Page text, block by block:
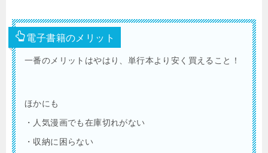
電子書籍のメリット
一番のメリットはやはり、単行本より安く買えること！
ほかにも
・人気漫画でも在庫切れがない
・収納に困らない